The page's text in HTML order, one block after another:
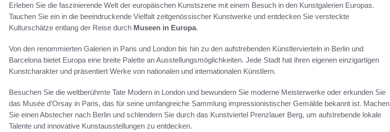
Erleben Sie die faszinierende Welt der europäischen Kunstszene mit einem Besuch in den Kunstgalerien Europas.
Tauchen Sie ein in die beeindruckende Vielfalt zeitgenössischer Kunstwerke und entdecken Sie versteckte
Kulturschätze entlang der Reise durch Museen in Europa.
Von den renommierten Galerien in Paris und London bis hin zu den aufstrebenden Künstlervierteln in Berlin und
Barcelona bietet Europa eine breite Palette an Ausstellungsmöglichkeiten. Jede Stadt hat ihren eigenen einzigartigen
Kunstcharakter und präsentiert Werke von nationalen und internationalen Künstlern.
Besuchen Sie die weltberühmte Tate Modern in London und bewundern Sie moderne Meisterwerke oder erkunden Sie
das Musée d’Orsay in Paris, das für seine umfangreiche Sammlung impressionistischer Gemälde bekannt ist. Machen
Sie einen Abstecher nach Berlin und schlendern Sie durch das Kunstviertel Prenzlauer Berg, um aufstrebende lokale
Talente und innovative Kunstausstellungen zu entdecken.